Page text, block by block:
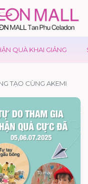
QUÀ KHAI GIẢNG
TẠO CÙNG AKEMI